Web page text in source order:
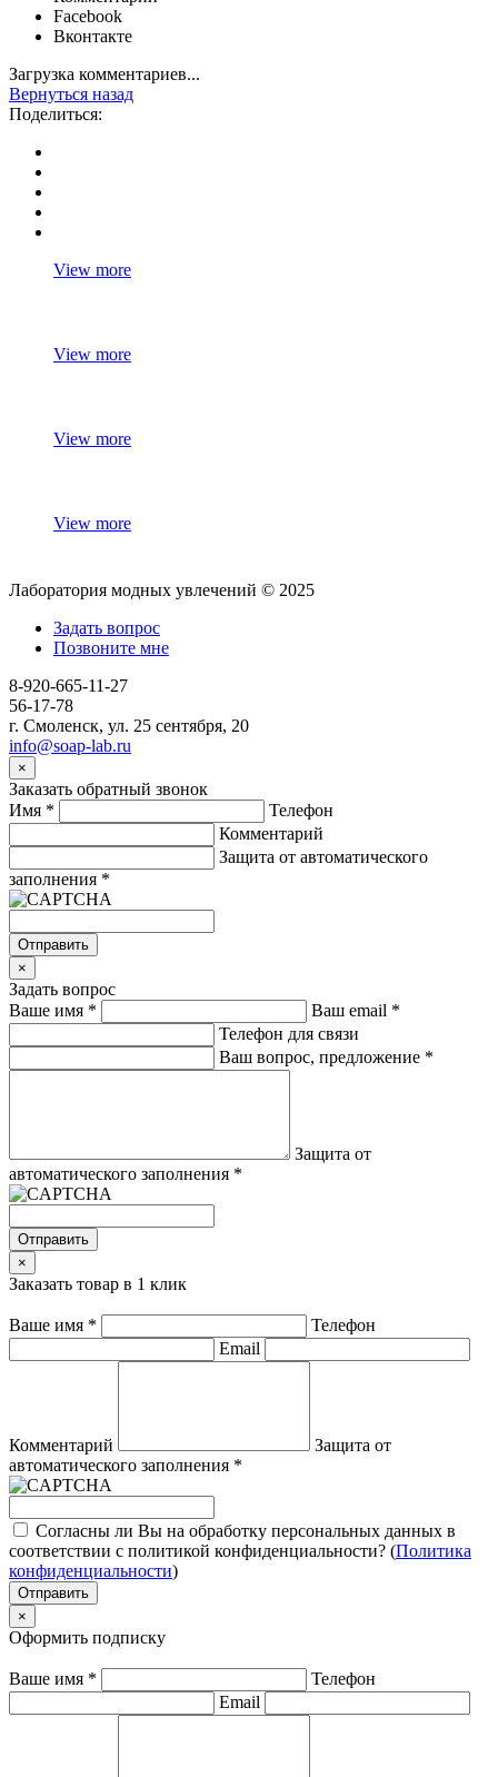
Facebook
Вконтакте
Загрузка комментариев...
Вернуться назад
Поделиться:
View more
View more
View more
View more
Лаборатория модных увлечений © 2025
Задать вопрос
Позвоните мне
8-920-665-11-27
56-17-78
г. Смоленск, ул. 25 сентября, 20
info@soap-lab.ru
×
Заказать обратный звонок
Имя *
Телефон
Комментарий
Защита от автоматического
заполнения *
Отправить
×
Задать вопрос
Ваше имя * Ваш email *
Телефон для связи
Ваш вопрос, предложение *
Защита от
автоматического заполнения *
Отправить
×
Заказать товар в 1 клик
Ваше имя *
Телефон
Email
Комментарий
Защита от
автоматического заполнения *
Согласны ли Вы на обработку персональных данных в
соответствии с политикой конфиденциальности? (Политика
конфиденциальности)
Отправить
×
Оформить подписку
Ваше имя *
Телефон
Email